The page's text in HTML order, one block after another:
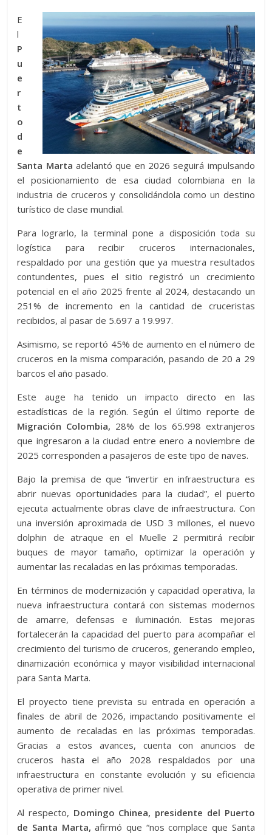
E
l
P
u
e
r
t
o
d
e
Santa Marta adelantó que en 2026 seguirá impulsando
el posicionamiento de esa ciudad colombiana en la
industria de cruceros y consolidándola como un destino
turístico de clase mundial.
Para lograrlo, la terminal pone a disposición toda su
logística para recibir cruceros internacionales,
respaldado por una gestión que ya muestra resultados
contundentes, pues el sitio registró un crecimiento
potencial en el año 2025 frente al 2024, destacando un
251% de incremento en la cantidad de cruceristas
recibidos, al pasar de 5.697 a 19.997.
Asimismo, se reportó 45% de aumento en el número de
cruceros en la misma comparación, pasando de 20 a 29
barcos el año pasado.
Este auge ha tenido un impacto directo en las
estadísticas de la región. Según el último reporte de
Migración Colombia, 28% de los 65.998 extranjeros
que ingresaron a la ciudad entre enero a noviembre de
2025 corresponden a pasajeros de este tipo de naves.
Bajo la premisa de que “invertir en infraestructura es
abrir nuevas oportunidades para la ciudad”, el puerto
ejecuta actualmente obras clave de infraestructura. Con
una inversión aproximada de USD 3 millones, el nuevo
dolphin de atraque en el Muelle 2 permitirá recibir
buques de mayor tamaño, optimizar la operación y
aumentar las recaladas en las próximas temporadas.
En términos de modernización y capacidad operativa, la
nueva infraestructura contará con sistemas modernos
de amarre, defensas e iluminación. Estas mejoras
fortalecerán la capacidad del puerto para acompañar el
crecimiento del turismo de cruceros, generando empleo,
dinamización económica y mayor visibilidad internacional
para Santa Marta.
El proyecto tiene prevista su entrada en operación a
finales de abril de 2026, impactando positivamente el
aumento de recaladas en las próximas temporadas.
Gracias a estos avances, cuenta con anuncios de
cruceros hasta el año 2028 respaldados por una
infraestructura en constante evolución y su eficiencia
operativa de primer nivel.
Al respecto, Domingo Chinea, presidente del Puerto
de Santa Marta, afirmó que “nos complace que Santa